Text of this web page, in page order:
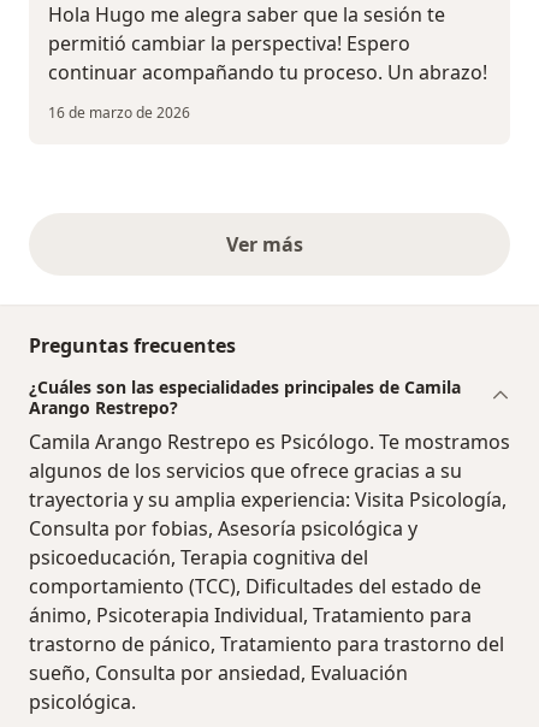
Hola Hugo me alegra saber que la sesión te
permitió cambiar la perspectiva! Espero
continuar acompañando tu proceso. Un abrazo!
16 de marzo de 2026
Ver másopiniones anteriores
Preguntas frecuentes
¿Cuáles son las especialidades principales de Camila
Arango Restrepo?
Camila Arango Restrepo es Psicólogo. Te mostramos
algunos de los servicios que ofrece gracias a su
trayectoria y su amplia experiencia: Visita Psicología,
Consulta por fobias, Asesoría psicológica y
psicoeducación, Terapia cognitiva del
comportamiento (TCC), Dificultades del estado de
ánimo, Psicoterapia Individual, Tratamiento para
trastorno de pánico, Tratamiento para trastorno del
sueño, Consulta por ansiedad, Evaluación
psicológica.